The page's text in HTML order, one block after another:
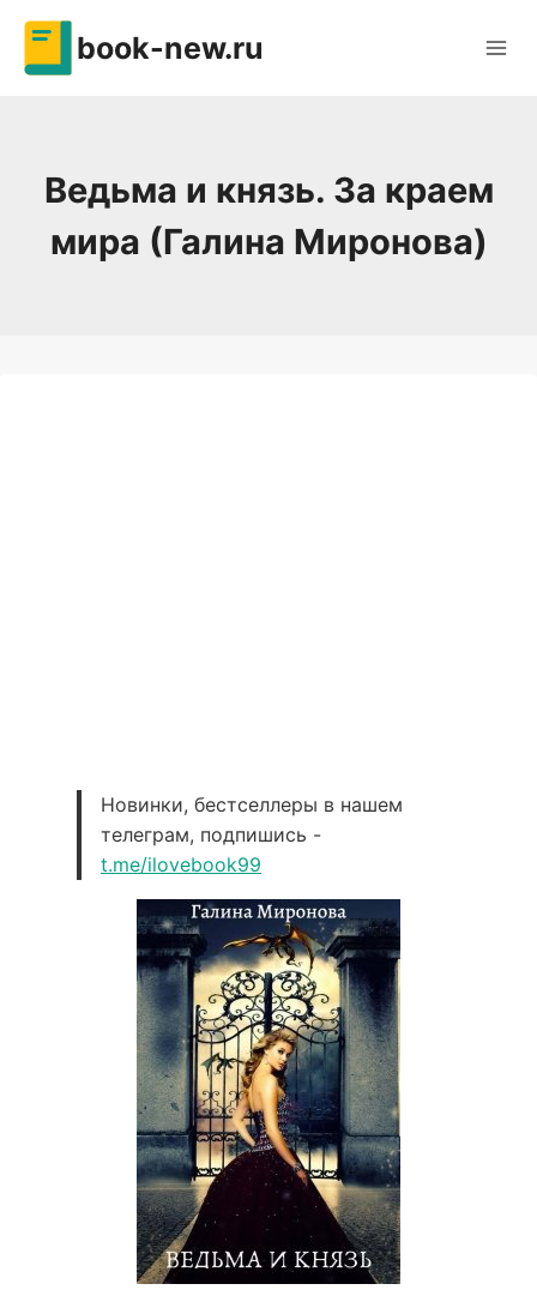
Перейти
содержимому
book-new.ru
Ведьма и князь. За краем
мира (Галина Миронова)
Новинки, бестселлеры в нашем
телеграм, подпишись -
t.me/ilovebook99